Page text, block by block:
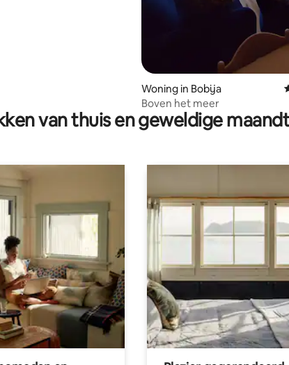
Woning in Bobija
Boven het meer
van thuis en geweldige